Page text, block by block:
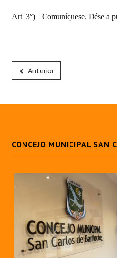
Art. 3°) Comuníquese. Dése a
Anterior
CONCEJO MUNICIPAL SAN